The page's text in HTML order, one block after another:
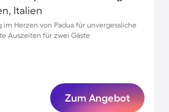
Italien
im Herzen von Padua für unvergessliche
Auszeiten für zwei Gäste
Zum Angebot